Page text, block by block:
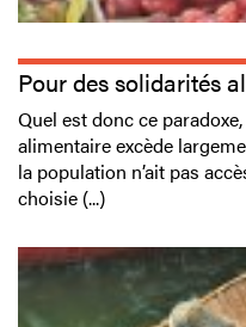
Pour des solidarités
Quel est donc ce
alimentaire excède
la population n’ait pas
choisie (...)